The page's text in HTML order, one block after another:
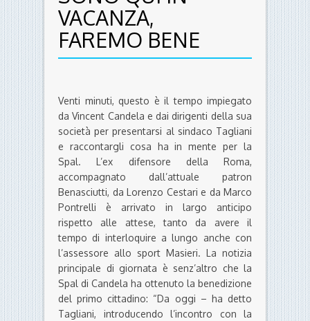
VACANZA,
FAREMO BENE
Venti minuti, questo è il tempo impiegato
da Vincent Candela e dai dirigenti della sua
società per presentarsi al sindaco Tagliani
e raccontargli cosa ha in mente per la
Spal. L’ex difensore della Roma,
accompagnato dall’attuale patron
Benasciutti, da Lorenzo Cestari e da Marco
Pontrelli è arrivato in largo anticipo
rispetto alle attese, tanto da avere il
tempo di interloquire a lungo anche con
l’assessore allo sport Masieri. La notizia
principale di giornata è senz’altro che la
Spal di Candela ha ottenuto la benedizione
del primo cittadino: “Da oggi – ha detto
Tagliani, introducendo l’incontro con la